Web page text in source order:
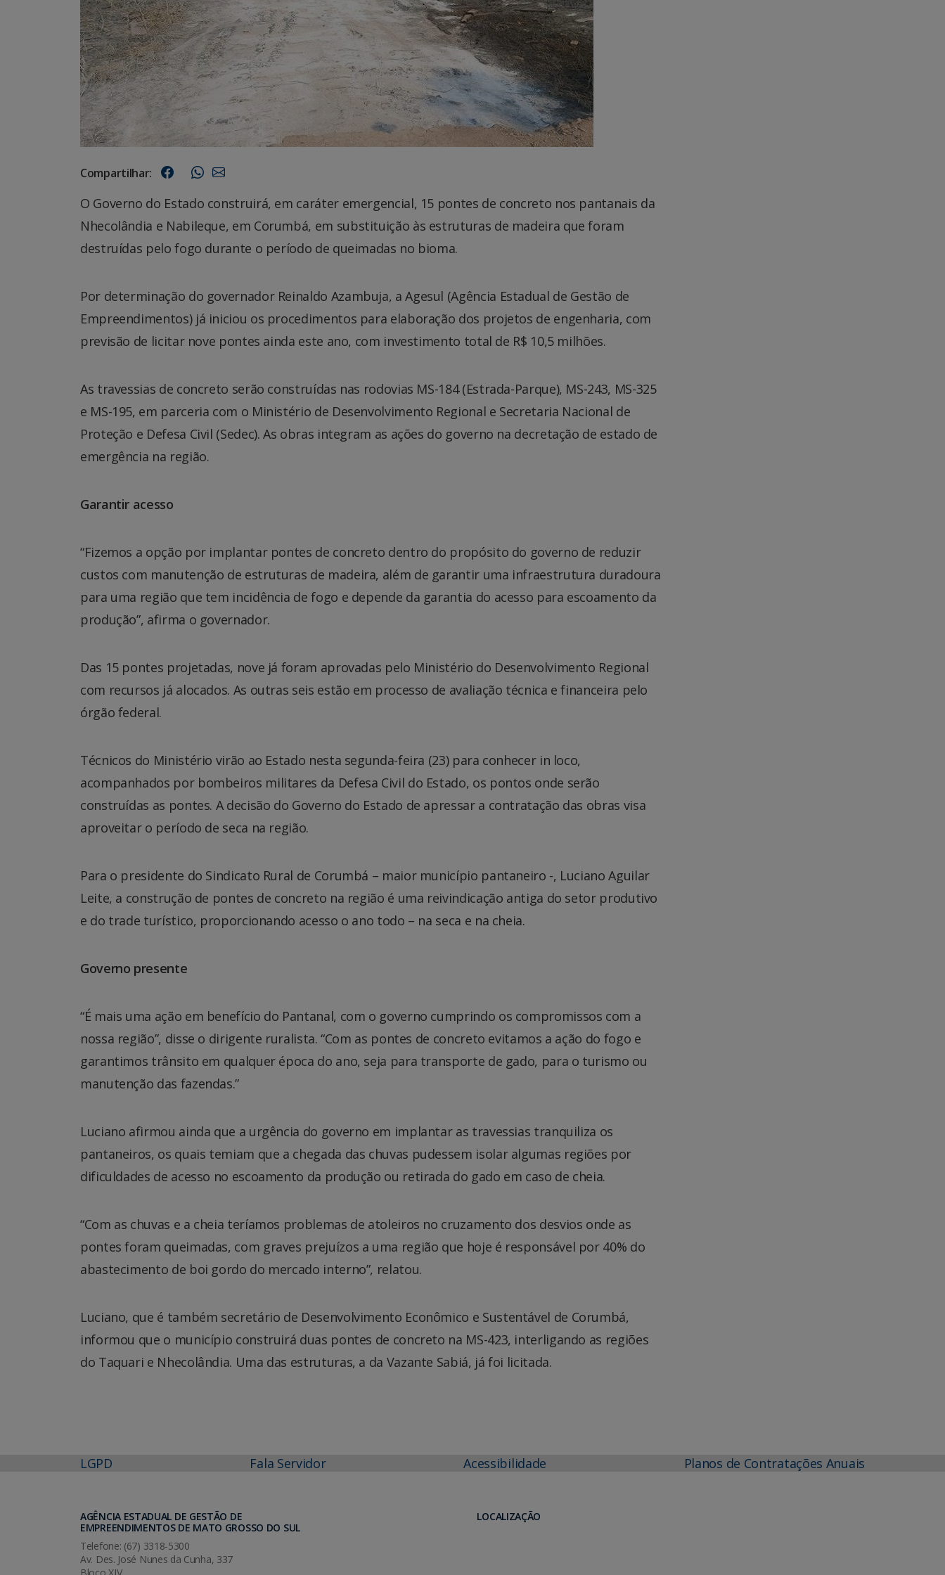
Compartilhar:
O Governo do Estado construirá, em caráter emergencial, 15 pontes de concreto nos pantanais da
Nhecolândia e Nabileque, em Corumbá, em substituição às estruturas de madeira que foram
destruídas pelo fogo durante o período de queimadas no bioma.
Por determinação do governador Reinaldo Azambuja, a Agesul (Agência Estadual de Gestão de
Empreendimentos) já iniciou os procedimentos para elaboração dos projetos de engenharia, com
previsão de licitar nove pontes ainda este ano, com investimento total de R$ 10,5 milhões.
As travessias de concreto serão construídas nas rodovias MS-184 (Estrada-Parque), MS-243, MS-325
e MS-195, em parceria com o Ministério de Desenvolvimento Regional e Secretaria Nacional de
Proteção e Defesa Civil (Sedec). As obras integram as ações do governo na decretação de estado de
emergência na região.
Garantir acesso
“Fizemos a opção por implantar pontes de concreto dentro do propósito do governo de reduzir
custos com manutenção de estruturas de madeira, além de garantir uma infraestrutura duradoura
para uma região que tem incidência de fogo e depende da garantia do acesso para escoamento da
produção”, afirma o governador.
Das 15 pontes projetadas, nove já foram aprovadas pelo Ministério do Desenvolvimento Regional
com recursos já alocados. As outras seis estão em processo de avaliação técnica e financeira pelo
órgão federal.
Técnicos do Ministério virão ao Estado nesta segunda-feira (23) para conhecer in loco,
acompanhados por bombeiros militares da Defesa Civil do Estado, os pontos onde serão
construídas as pontes. A decisão do Governo do Estado de apressar a contratação das obras visa
aproveitar o período de seca na região.
Para o presidente do Sindicato Rural de Corumbá – maior município pantaneiro -, Luciano Aguilar
Leite, a construção de pontes de concreto na região é uma reivindicação antiga do setor produtivo
e do trade turístico, proporcionando acesso o ano todo – na seca e na cheia.
Governo presente
“É mais uma ação em benefício do Pantanal, com o governo cumprindo os compromissos com a
nossa região”, disse o dirigente ruralista. “Com as pontes de concreto evitamos a ação do fogo e
garantimos trânsito em qualquer época do ano, seja para transporte de gado, para o turismo ou
manutenção das fazendas.”
Luciano afirmou ainda que a urgência do governo em implantar as travessias tranquiliza os
pantaneiros, os quais temiam que a chegada das chuvas pudessem isolar algumas regiões por
dificuldades de acesso no escoamento da produção ou retirada do gado em caso de cheia.
“Com as chuvas e a cheia teríamos problemas de atoleiros no cruzamento dos desvios onde as
pontes foram queimadas, com graves prejuízos a uma região que hoje é responsável por 40% do
abastecimento de boi gordo do mercado interno”, relatou.
Luciano, que é também secretário de Desenvolvimento Econômico e Sustentável de Corumbá,
informou que o município construirá duas pontes de concreto na MS-423, interligando as regiões
do Taquari e Nhecolândia. Uma das estruturas, a da Vazante Sabiá, já foi licitada.
LGPD Fala Servidor Acessibilidade Planos de Contratações Anuais
AGÊNCIA ESTADUAL DE GESTÃO DE
EMPREENDIMENTOS DE MATO GROSSO DO SUL
Telefone: (67) 3318-5300
Av. Des. José Nunes da Cunha, 337
Bloco XIV
LOCALIZAÇÃO